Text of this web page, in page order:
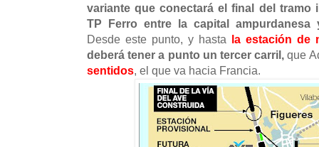
variante que conectará el final del tramo
TP Ferro entre la capital ampurdanesa
Desde este punto, y hasta
la estación de
deberá tener a punto un tercer carril,que
sentidos, el que va hacia Francia.